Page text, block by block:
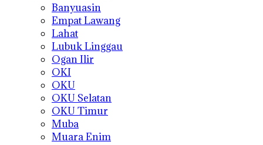
Banyuasin
Empat Lawang
Lahat
Lubuk Linggau
Ogan Ilir
OKI
OKU
OKU Selatan
OKU Timur
Muba
Muara Enim